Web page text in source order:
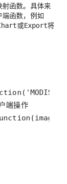
函数。具体来
函数，例如
或Export将
// Error: 映射函数的参数不能用于客户端操作